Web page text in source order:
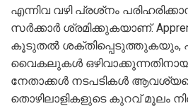
എന്നിവ വഴി പ്രശ്‌നം
സർക്കാർ ശ്രമിക്കുകയാണ്.
കൂടുതൽ ശക്തിപ്പെടുത്തുകയും,
വൈകലുകൾ
നേതാക്കൾ നടപടികൾ
തൊഴിലാളികളുടെ കുറവ് മൂലം